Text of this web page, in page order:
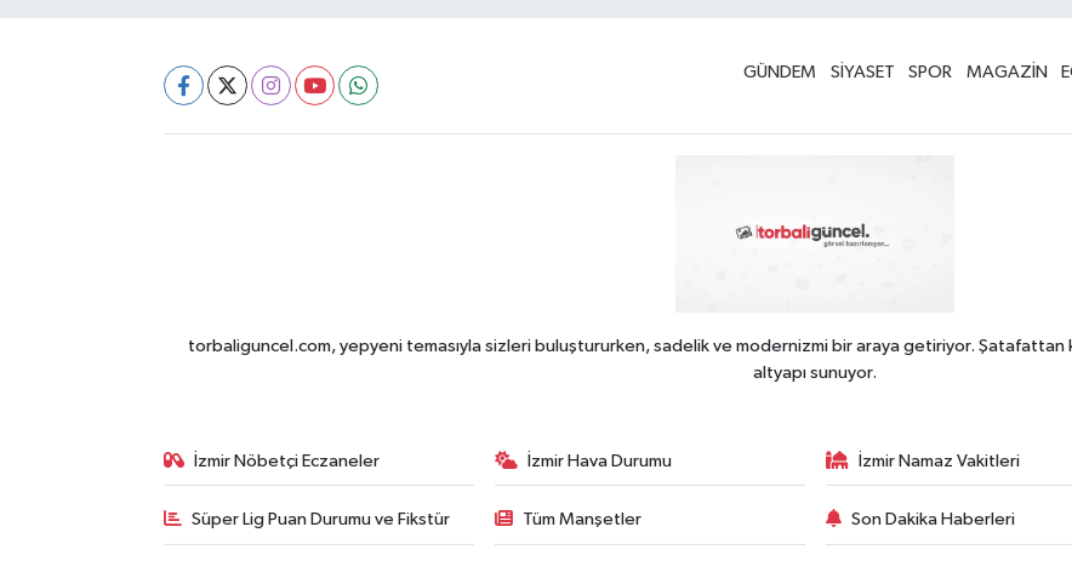
GÜNDEM SİYASET SPOR MAGAZİN
torbaliguncel.com, yepyeni temasıyla sizleri buluştururken, sadelik ve modernizmi bir araya getiriyor. Şatafattan
altyapı sunuyor.
İzmir Nöbetçi Eczaneler İzmir Hava Durumu İzmir Namaz Vakitleri
Süper Lig Puan Durumu ve Fikstür Tüm Manşetler Son Dakika Haberleri